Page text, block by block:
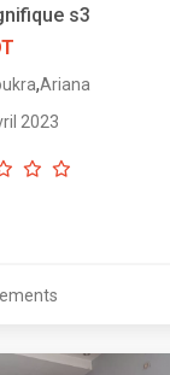
s3
,Ariana
2023